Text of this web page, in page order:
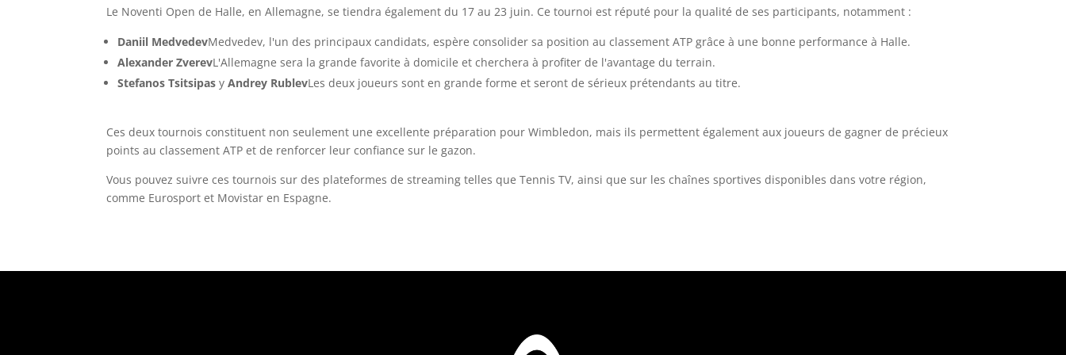
Le Noventi Open de Halle, en Allemagne, se tiendra également du 17 au 23 juin. Ce tournoi est réputé pour la qualité de ses participants, notamment :
Daniil MedvedevMedvedev, l'un des principaux candidats, espère consolider sa position au classement ATP grâce à une bonne performance à Halle.
Alexander ZverevL'Allemagne sera la grande favorite à domicile et cherchera à profiter de l'avantage du terrain.
Stefanos TsitsipasyAndrey RublevLes deux joueurs sont en grande forme et seront de sérieux prétendants au titre.
Ces deux tournois constituent non seulement une excellente préparation pour Wimbledon, mais ils permettent également aux joueurs de gagner de précieux
points au classement ATP et de renforcer leur confiance sur le gazon.
Vous pouvez suivre ces tournois sur des plateformes de streaming telles que Tennis TV, ainsi que sur les chaînes sportives disponibles dans votre région,
comme Eurosport et Movistar en Espagne.